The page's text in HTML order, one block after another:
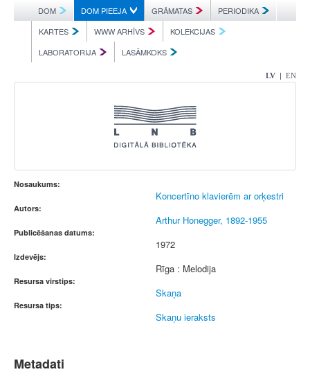
DOM DOM PIEEJA GRĀMATAS
PERIODIKA
KARTES
WWW ARHĪVS
KOLEKCIJAS
LABORATORIJA
LASĀMKOKS
LV | EN
Nosaukums:
Koncertīno klavierēm ar orķestri
Autors:
Arthur Honegger, 1892-1955
Publicēšanas datums:
1972
Izdevējs:
Rīga : Melodija
Resursa virstips:
Skaņa
Resursa tips:
Skaņu ieraksts
Metadati